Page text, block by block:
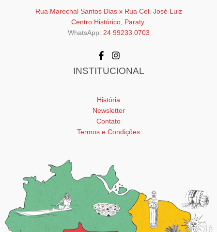
Rua Marechal Santos Dias x Rua Cel. José Luiz
Centro Histórico, Paraty.
WhatsApp: 24 99233.0703
INSTITUCIONAL
História
Newsletter
Contato
Termos e Condições